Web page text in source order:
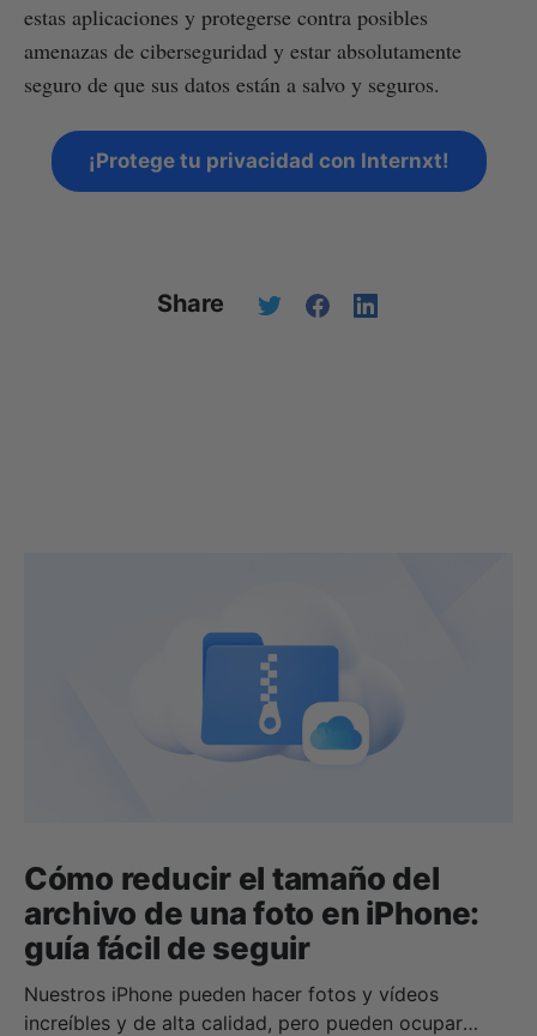
estas aplicaciones y protegerse contra posibles
amenazas de ciberseguridad y estar absolutamente
seguro de que sus datos están a salvo y seguros.
¡Protege tu privacidad con Internxt!
Share
Cómo reducir el tamaño del
archivo de una foto en iPhone:
guía fácil de seguir
Nuestros iPhone pueden hacer fotos y vídeos
increíbles y de alta calidad, pero pueden ocupar